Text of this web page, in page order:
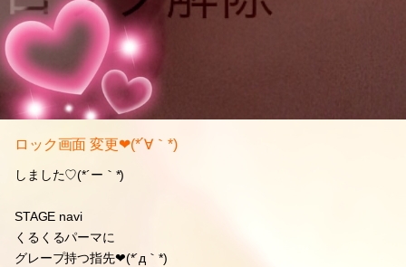
ロック画面 変更❤(*´∀｀*)
しました♡(*´ー｀*)
STAGE navi
くるくるパーマに
グレープ持つ指先❤(*´д｀*)